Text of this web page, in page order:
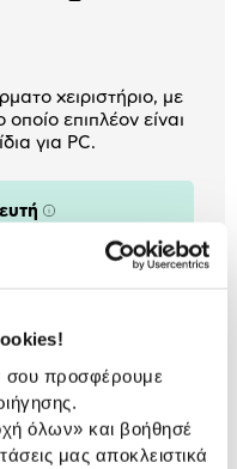
σου προσφέρουμε
όλων» και βοήθησέ
μας αποκλειστικά
χειριστήριο, με
επιπλέον είναι
για PC.
Πληροφορίες
PlayStation 4 / PC